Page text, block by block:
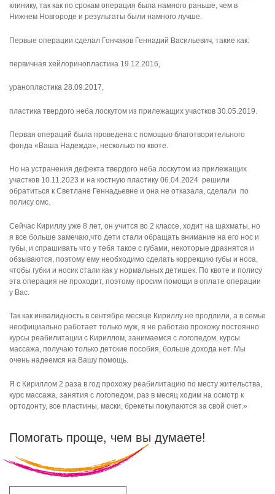
клинику, так как по срокам операция была намного раньше, чем в
Нижнем Новгороде и результаты были намного лучше.
Первые операции сделал Гончаков Геннадий Васильевич, такие как:
первичная хейлоринопластика 19.12.2016,
уранопластика 28.09.2017,
пластика твердого неба лоскутом из прилежащих участков 30.05.2019.
Первая операций была проведена с помощью благотворительного
фонда «Ваша Надежда», несколько по квоте.
Но на устранения дефекта твердого неба лоскутом из прилежащих
участков 10.11.2023 и на костную пластику 06.04.2024 решили
обратиться к Светлане Геннадьевне и она не отказала, сделали по
полису омс.
Сейчас Кириллу уже 8 лет, он учится во 2 классе, ходит на шахматы, но
я все больше замечаю,что дети стали обращать внимание на его нос и
губы, и спрашивать что у тебя такое с губами, некоторые дразнятся и
обзываются, поэтому ему необходимо сделать коррекцию губы и носа,
чтобы губки и носик стали как у нормальных детишек. По квоте и полису
эта операция не проходит, поэтому просим помощи в оплате операции
у Вас.
Так как инвалидность в сентябре месяце Кириллу не продлили, а в семье
неофициально работает только муж, я не работаю прохожу постоянно
курсы реабилитации с Кириллом, занимаемся с логопедом, курсы
массажа, получаю только детские пособия, больше дохода нет. Мы
очень надеемся на Вашу помощь.
Я с Кириллом 2 раза в год прохожу реабилитацию по месту жительства,
курс массажа, занятия с логопедом, раз в месяц ходим на осмотр к
ортодонту, все пластины, маски, брекеты покупаются за свой счет.»
Помогать проще, чем вы думаете!